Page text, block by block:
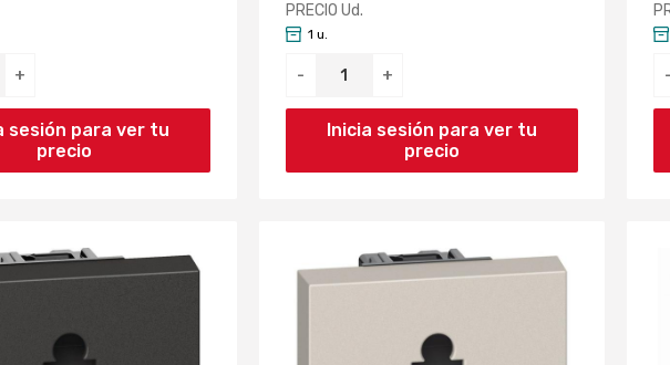
+
sesión para ver tu
precio
PRECIO Ud.
- +
1 u.
Inicia sesión para ver tu
precio
-